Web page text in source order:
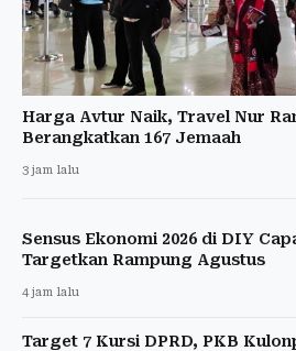
Harga Avtur Naik, Travel Nur
Berangkatkan 167 Jemaah
3 jam lalu
Sensus Ekonomi 2026 di DIY
Targetkan Rampung Agustus
4 jam lalu
Target 7 Kursi DPRD, PKB